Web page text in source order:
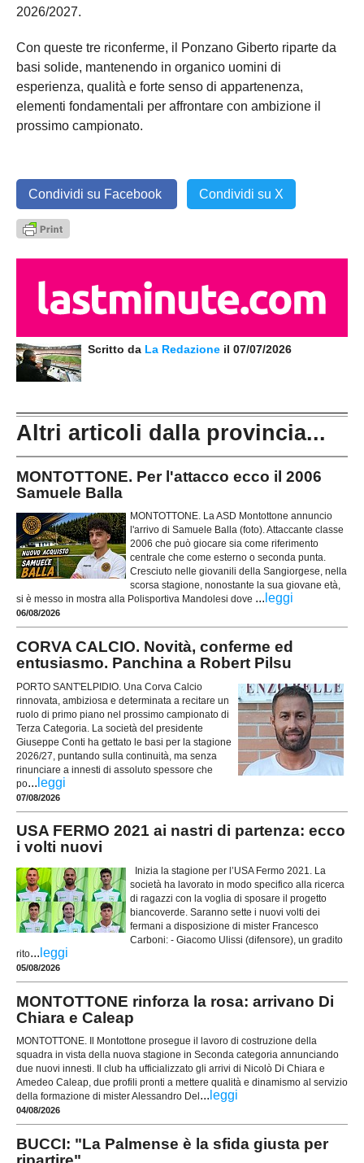
2026/2027.
Con queste tre riconferme, il Ponzano Giberto riparte da
basi solide, mantenendo in organico uomini di
esperienza, qualità e forte senso di appartenenza,
elementi fondamentali per affrontare con ambizione il
prossimo campionato.
Condividi su Facebook Condividi su X
Scritto da La Redazione il 07/07/2026
Altri articoli dalla provincia...
MONTOTTONE. Per l'attacco ecco il 2006
Samuele Balla
MONTOTTONE. La ASD Montottone annuncio
l'arrivo di Samuele Balla (foto). Attaccante classe
2006 che può giocare sia come riferimento
centrale che come esterno o seconda punta.
Cresciuto nelle giovanili della Sangiorgese, nella
scorsa stagione, nonostante la sua giovane età,
si è messo in mostra alla Polisportiva Mandolesi dove ... leggi
06/08/2026
CORVA CALCIO. Novità, conferme ed
entusiasmo. Panchina a Robert Pilsu
PORTO SANT'ELPIDIO. Una Corva Calcio
rinnovata, ambiziosa e determinata a recitare un
ruolo di primo piano nel prossimo campionato di
Terza Categoria. La società del presidente
Giuseppe Conti ha gettato le basi per la stagione
2026/27, puntando sulla continuità, ma senza
rinunciare a innesti di assoluto spessore che
po... leggi
07/08/2026
USA FERMO 2021 ai nastri di partenza: ecco
i volti nuovi
Inizia la stagione per l’USA Fermo 2021. La
società ha lavorato in modo specifico alla ricerca
di ragazzi con la voglia di sposare il progetto
biancoverde. Saranno sette i nuovi volti dei
fermani a disposizione di mister Francesco
Carboni: - Giacomo Ulissi (difensore), un gradito
rito... leggi
05/08/2026
MONTOTTONE rinforza la rosa: arrivano Di
Chiara e Caleap
MONTOTTONE. Il Montottone prosegue il lavoro di costruzione della
squadra in vista della nuova stagione in Seconda categoria annunciando
due nuovi innesti. Il club ha ufficializzato gli arrivi di Nicolò Di Chiara e
Amedeo Caleap, due profili pronti a mettere qualità e dinamismo al servizio
della formazione di mister Alessandro Del ... leggi
04/08/2026
BUCCI: "La Palmense è la sfida giusta per